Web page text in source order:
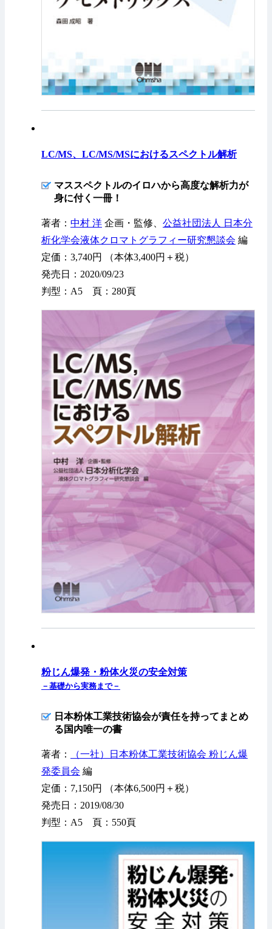
LC/MS、LC/MS/MSにおけるスペクトル解析
マススペクトルのイロハから高度な解析力が
身に付く一冊！
著者： 中村 洋 企画・監修、 公益社団法人 日本分
析化学会液体クロマトグラフィー研究懇談会 編
定価：3,740円 （本体3,400円＋税）
発売日：2020/09/23
判型：A5 頁：280頁
粉じん爆発・粉体火災の安全対策
－基礎から実務まで－
日本粉体工業技術協会が責任を持ってまとめ
る国内唯一の書
著者：
（一社）日本粉体工業技術協会 粉じん爆
発委員会 編
定価：7,150円 （本体6,500円＋税）
発売日：2019/08/30
判型：A5 頁：550頁